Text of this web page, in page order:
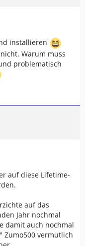
installieren
Warum muss
problematisch
auf diese Lifetime-
auf das
Jahr nochmal
damit auch nochmal
Zumo500 vermutlich